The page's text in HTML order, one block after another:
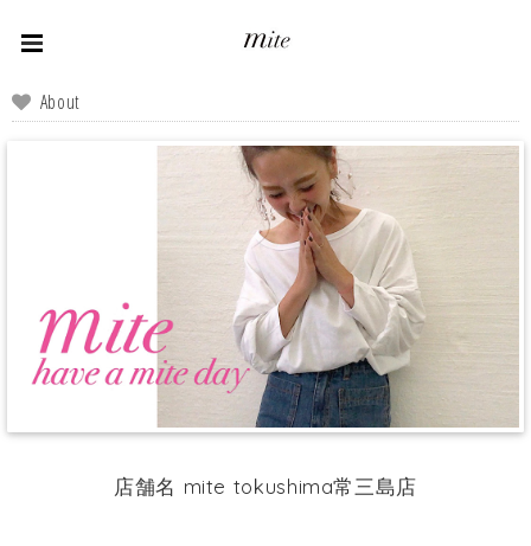
About
店舗名 mite tokushima常三島店